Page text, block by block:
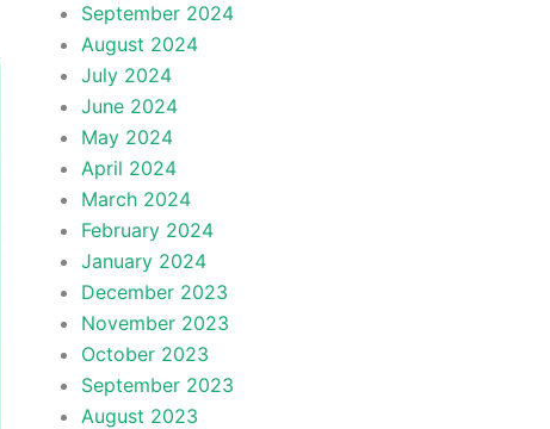
September 2024
August 2024
July 2024
June 2024
May 2024
April 2024
March 2024
February 2024
January 2024
December 2023
November 2023
October 2023
September 2023
August 2023